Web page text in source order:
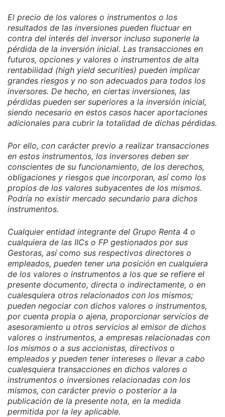
El precio de los valores o instrumentos o los
resultados de las inversiones pueden fluctuar en
contra del interés del inversor incluso suponerle la
pérdida de la inversión inicial. Las transacciones en
futuros, opciones y valores o instrumentos de alta
rentabilidad (high yield securities) pueden implicar
grandes riesgos y no son adecuados para todos los
inversores. De hecho, en ciertas inversiones, las
pérdidas pueden ser superiores a la inversión inicial,
siendo necesario en estos casos hacer aportaciones
adicionales para cubrir la totalidad de dichas pérdidas.
Por ello, con carácter previo a realizar transacciones
en estos instrumentos, los inversores deben ser
conscientes de su funcionamiento, de los derechos,
obligaciones y riesgos que incorporan, así como los
propios de los valores subyacentes de los mismos.
Podría no existir mercado secundario para dichos
instrumentos.
Cualquier entidad integrante del Grupo Renta 4 o
cualquiera de las IICs o FP gestionados por sus
Gestoras, así como sus respectivos directores o
empleados, pueden tener una posición en cualquiera
de los valores o instrumentos a los que se refiere el
presente documento, directa o indirectamente, o en
cualesquiera otros relacionados con los mismos;
pueden negociar con dichos valores o instrumentos,
por cuenta propia o ajena, proporcionar servicios de
asesoramiento u otros servicios al emisor de dichos
valores o instrumentos, a empresas relacionadas con
los mismos o a sus accionistas, directivos o
empleados y pueden tener intereses o llevar a cabo
cualesquiera transacciones en dichos valores o
instrumentos o inversiones relacionadas con los
mismos, con carácter previo o posterior a la
publicación de la presente nota, en la medida
permitida por la ley aplicable.